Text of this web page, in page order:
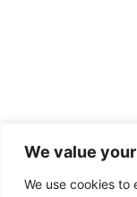
We value
We use cookies to